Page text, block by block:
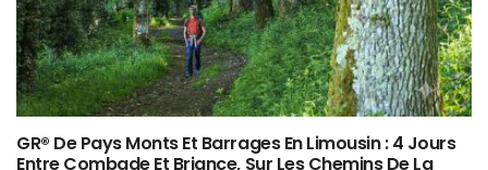
GR® De Pays Monts Et Barrages En Limousin : 4 Jours
Entre Combade Et Briance, Sur Les Chemins De La